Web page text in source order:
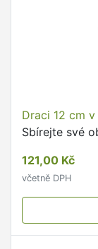
Draci 12 cm
Sbírejte své
121,00 Kč
včetně DPH